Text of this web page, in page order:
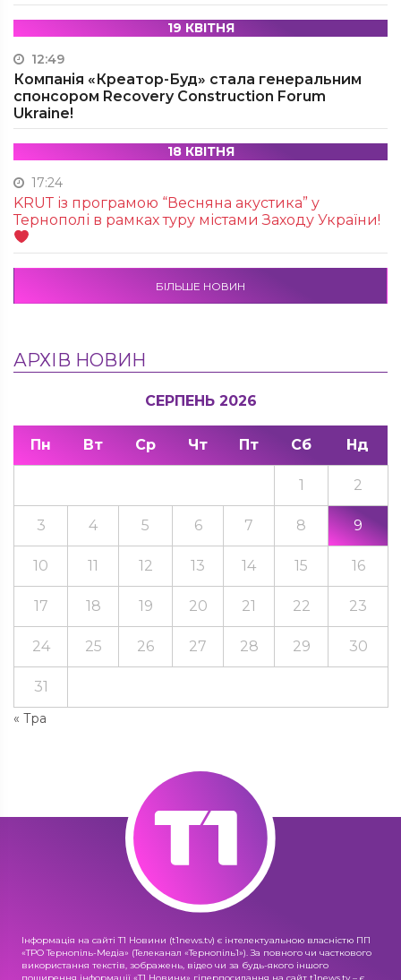
19 КВІТНЯ
12:49
Компанія «Креатор-Буд» стала генеральним
спонсором Recovery Construction Forum
Ukraine!
18 КВІТНЯ
17:24
KRUТ із програмою “Весняна акустика” у
Тернополі в рамках туру містами Заходу України!
БІЛЬШЕ НОВИН
АРХІВ НОВИН
СЕРПЕНЬ 2026
Пн Вт Ср Чт Пт Сб Нд
« Тра
1 2
3 4 5 6 7 8 9
10 11 12 13 14 15 16
17 18 19 20 21 22 23
24 25 26 27 28 29 30
31
Інформація на сайті Т1 Новини (t1news.tv) є інтелектуальною власністю ПП
«ТРО Тернопіль-Медіа» (Телеканал «Тернопіль1»). За повного чи часткового
використання текстів, зображень, відео чи за будь-якого іншого
поширення інформації «Т1 Новини» гіперпосилання на сайт t1news.tv – є